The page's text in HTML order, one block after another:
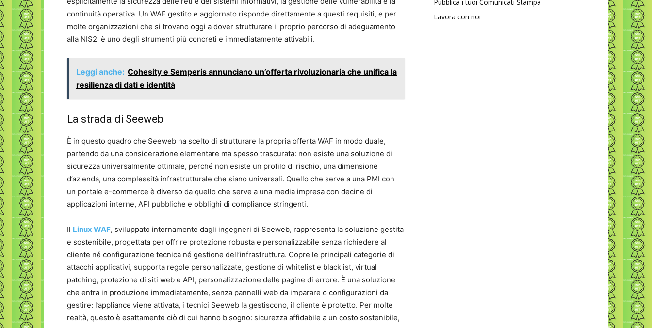
continuità operativa. Un WAF gestito e aggiornato risponde direttamente a questi requisiti, e per
molte organizzazioni che si trovano oggi a dover strutturare il proprio percorso di adeguamento
alla NIS2, è uno degli strumenti più concreti e immediatamente attivabili.
Leggi anche: Cohesity e Semperis annunciano un’offerta rivoluzionaria che unifica la
resilienza di dati e identità
La strada di Seeweb
È in questo quadro che Seeweb ha scelto di strutturare la propria offerta WAF in modo duale,
partendo da una considerazione elementare ma spesso trascurata: non esiste una soluzione di
sicurezza universalmente ottimale, perché non esiste un profilo di rischio, una dimensione
d’azienda, una complessità infrastrutturale che siano universali. Quello che serve a una PMI con
un portale e-commerce è diverso da quello che serve a una media impresa con decine di
applicazioni interne, API pubbliche e obblighi di compliance stringenti.
Il Linux WAF, sviluppato internamente dagli ingegneri di Seeweb, rappresenta la soluzione gestita
e sostenibile, progettata per offrire protezione robusta e personalizzabile senza richiedere al
cliente né configurazione tecnica né gestione dell’infrastruttura. Copre le principali categorie di
attacchi applicativi, supporta regole personalizzate, gestione di whitelist e blacklist, virtual
patching, protezione di siti web e API, personalizzazione delle pagine di errore. È una soluzione
che entra in produzione immediatamente, senza pannelli web da imparare o configurazioni da
gestire: l’appliance viene attivata, i tecnici Seeweb la gestiscono, il cliente è protetto. Per molte
realtà, questo è esattamente ciò di cui hanno bisogno: sicurezza affidabile a un costo sostenibile,
Pubblica i tuoi Comunicati Stampa
Lavora con noi